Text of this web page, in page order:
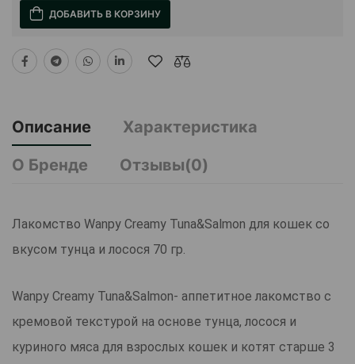
ДОБАВИТЬ В КОРЗИНУ
Описание
Характеристика
О Бренде
Отзывы(0)
Лакомство Wanpy Creamy Tuna&Salmon для кошек со
вкусом тунца и лосося 70 гр.
Wanpy Creamy Tuna&Salmon- аппетитное лакомство с
кремовой текстурой на основе тунца, лосося и
куриного мяса для взрослых кошек и котят старше 3